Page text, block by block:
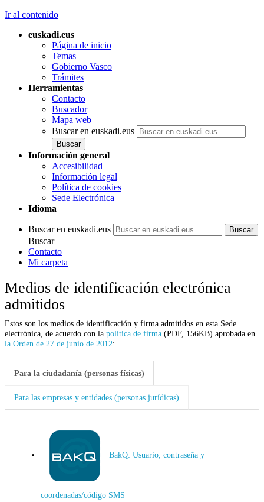
Ir al contenido
euskadi.eus
Página de inicio
Temas
Gobierno Vasco
Trámites
Herramientas
Contacto
Buscador
Mapa web
Buscar en euskadi.eus
Información general
Accesibilidad
Información legal
Política de cookies
Sede Electrónica
Idioma
Buscar en euskadi.eus
Buscar
Contacto
Mi carpeta
Medios de identificación electrónica
admitidos
Estos son los medios de identificación y firma admitidos en esta Sede
electrónica, de acuerdo con la política de firma (PDF, 156KB) aprobada en
la Orden de 27 de junio de 2012:
Para la ciudadanía (personas físicas)
Para las empresas y entidades (personas jurídicas)
BakQ: Usuario, contraseña y
coordenadas/código SMS